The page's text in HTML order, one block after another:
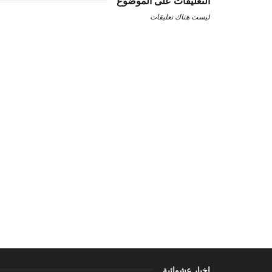
ليست هناك تعليقات